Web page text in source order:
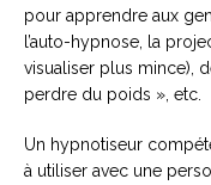
pour apprendre aux
l’auto-hypnose, la
visualiser plus mince),
perdre du poids », etc.
Un hypnotiseur
à utiliser avec une